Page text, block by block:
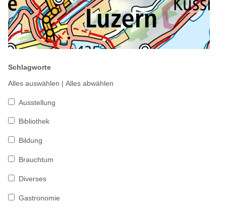
Schlagworte
Alles auswählen | Alles abwählen
Ausstellung
Bibliothek
Bildung
Brauchtum
Diverses
Gastronomie